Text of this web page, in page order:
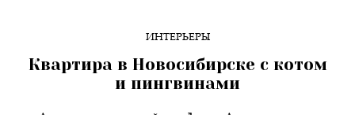
ИНТЕРЬЕРЫ
Квартира в Новосибирске с котом
и пингвинами